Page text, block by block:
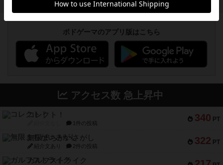
ボドゲーマのアプリ版はこちら
アクセス数 急上昇中
340 PT
コレクト！
1件の投稿
322 PT
無限まちがいさがし
紹介文あり 2件の投稿
ガルフストライク